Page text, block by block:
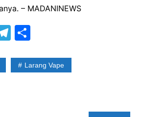
– MADANINEWS
T
e
S
ar
Larang Vape